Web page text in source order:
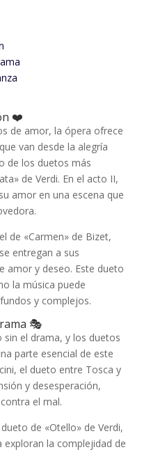
❤️
de amor, la ópera ofrece
van desde la alegría
de los duetos más
de Verdi. En el acto II,
amor en una escena que
de «Carmen» de Bizet,
entregan a sus
amor y deseo. Este dueto
la música puede
y complejos.
🎭
el drama, y los duetos
parte esencial de este
el dueto entre Tosca y
y desesperación,
el mal.
de «Otello» de Verdi,
la complejidad de